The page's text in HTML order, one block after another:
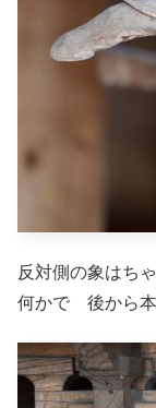
反対側の象はち
何かで 後から本